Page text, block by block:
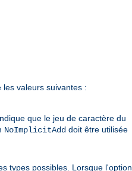
les valeurs suivantes :
que le jeu de caractère du
NoImplicitAdd doit être utilisée
types possibles. Lorsque l'option